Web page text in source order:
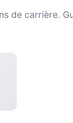
de carrière.